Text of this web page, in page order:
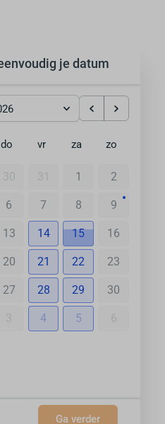
je datum
do vr za zo
30 31 1 2
6 7 8 9
13 14 15 16
20 21 22 23
27 28 29 30
3 4 5 6
Ga verder